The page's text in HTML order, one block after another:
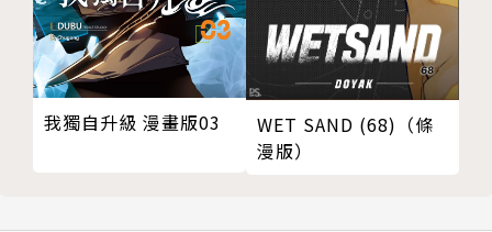
我獨自升級 漫畫版03
WET SAND (68)（條
漫版）